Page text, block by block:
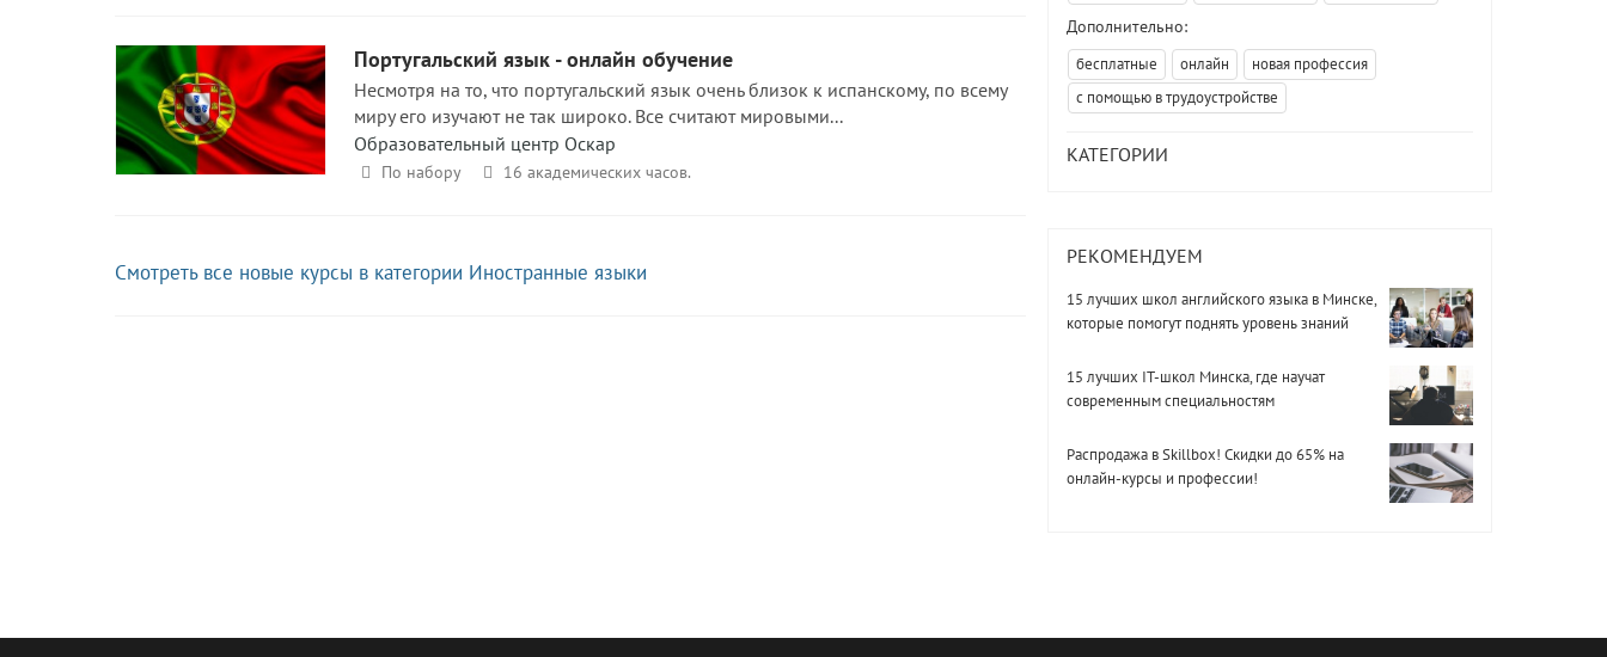
Португальский язык - онлайн обучение
Несмотря на то, что португальский язык очень близок к испанскому, по всему
миру его изучают не так широко. Все считают мировыми...
Образовательный центр Оскар
По набору 16 академических часов.
Смотреть все новые курсы в категории Иностранные языки
Дополнительно:
бесплатные онлайн
новая профессия
с помощью в трудоустройстве
КАТЕГОРИИ
РЕКОМЕНДУЕМ
15 лучших школ английского языка в Минске,
которые помогут поднять уровень знаний
15 лучших IT-школ Минска, где научат
современным специальностям
Распродажа в Skillbox! Скидки до 65% на
онлайн-курсы и профессии!